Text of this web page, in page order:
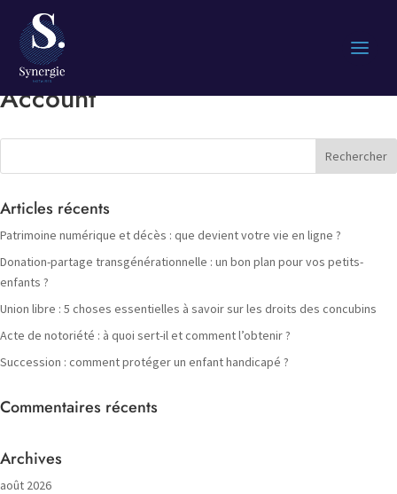
Account
Articles récents
Patrimoine numérique et décès : que devient votre vie en ligne ?
Donation-partage transgénérationnelle : un bon plan pour vos petits-
enfants ?
Union libre : 5 choses essentielles à savoir sur les droits des concubins
Acte de notoriété : à quoi sert-il et comment l’obtenir ?
Succession : comment protéger un enfant handicapé ?
Commentaires récents
Archives
août 2026